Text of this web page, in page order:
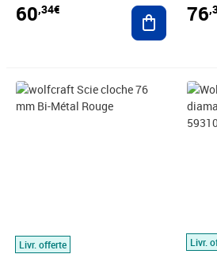
60,34€ Ajouter au
76
Livr. offerte
Prix 29,78€
Livr.
Prix